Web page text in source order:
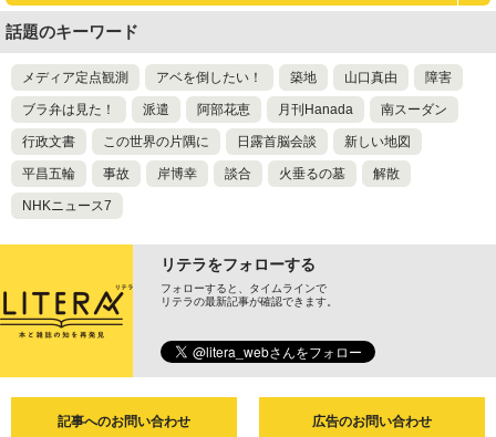
話題のキーワード
メディア定点観測 アベを倒したい！ 築地 山口真由 障害
ブラ弁は見た！ 派遣 阿部花恵 月刊Hanada 南スーダン
行政文書 この世界の片隅に 日露首脳会談 新しい地図
平昌五輪 事故 岸博幸 談合 火垂るの墓 解散
NHKニュース7
リテラをフォローする
フォローすると、タイムラインで
リテラの最新記事が確認できます。
記事へのお問い合わせ 広告のお問い合わせ